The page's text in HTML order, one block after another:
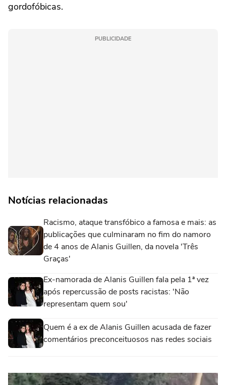
gordofóbicas.
PUBLICIDADE
Notícias relacionadas
Racismo, ataque transfóbico a famosa e mais: as
publicações que culminaram no fim do namoro
de 4 anos de Alanis Guillen, da novela 'Três
Graças'
Ex-namorada de Alanis Guillen fala pela 1ª vez
após repercussão de posts racistas: 'Não
representam quem sou'
Quem é a ex de Alanis Guillen acusada de fazer
comentários preconceituosos nas redes sociais